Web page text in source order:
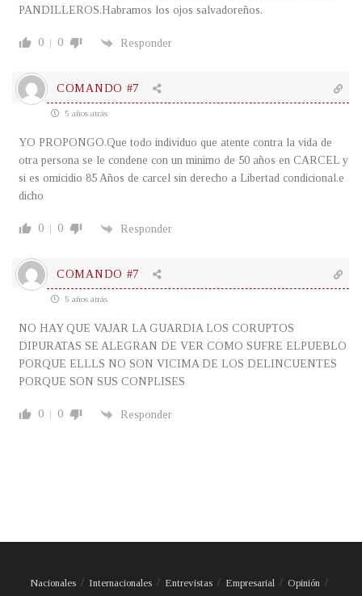
PANDILLEROS.Habramos los ojos salvadoreños.
0 0 Responder
COMANDO #7
5 años atrás
YO PROPONGO.Que todo individuo que atente contra la vida de
otra persona se le condene con un minimo de 50 años en CARCEL y
si es omicidio 85 Años de carcel sin derecho a Libertad condicional.e
dicho
0 0 Responder
COMANDO #7
5 años atrás
NO HAY QUE VAJAR LA GUARDIA LOS CORUPTOS
DIPURATAS SE ALEGRAN DE VER COMO SUFRE ELPUEBLO
PORQUE ELLLS NO SON VICIMA DE LOS DELINCUENTES
PORQUE SON SUS CONPLISES
0 0 Responder
Nacionales Internacionales Entrevistas Empresarial
Opinión